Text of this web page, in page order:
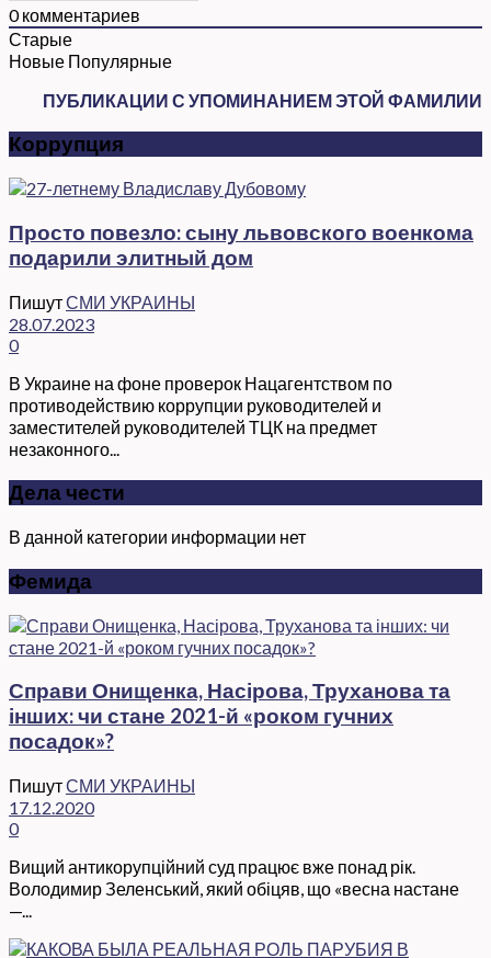
0комментариев
Старые
Новые Популярные
ПУБЛИКАЦИИ С УПОМИНАНИЕМ ЭТОЙ ФАМИЛИИ
Коррупция
Просто повезло: сыну львовского военкома
подарили элитный дом
ПишутСМИ УКРАИНЫ
28.07.2023
0
В Украине на фоне проверок Нацагентством по
противодействию коррупции руководителей и
заместителей руководителей ТЦК на предмет
незаконного...
Дела чести
В данной категории информации нет
Фемида
Справи Онищенка, Насірова, Труханова та
інших: чи стане 2021-й «роком гучних
посадок»?
ПишутСМИ УКРАИНЫ
17.12.2020
0
Вищий антикорупційний суд працює вже понад рік.
Володимир Зеленський, який обіцяв, що «весна настане
—...